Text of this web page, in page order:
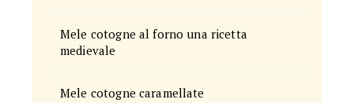
Mele cotogne al forno una ricetta
medievale
Mele cotogne caramellate